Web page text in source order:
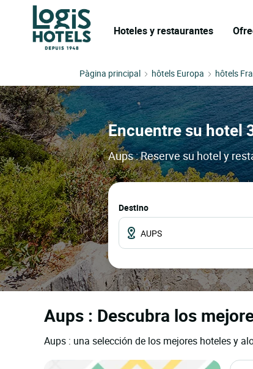
Hoteles y restaurantes
Pàgina principal hôtels Europa hôtels
Encuentre su hotel
Aups : Reserve su hotel y
Destino
Aups : Descubra los
Aups : una selección de los mejores hoteles y